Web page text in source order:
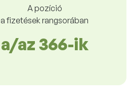
A pozíció
a fizetések rangsorában
a/az 366-ik